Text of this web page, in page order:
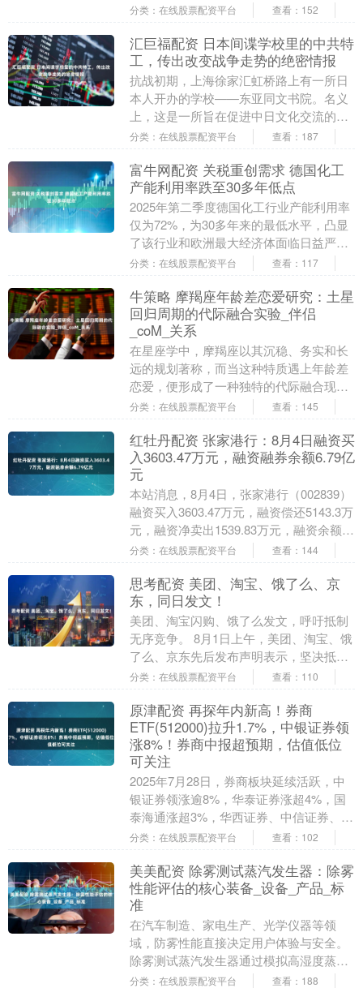
有限公司关于提前赎回铜陵定02的....
分类：在线股票配资平台 查看：152
汇巨福配资 日本间谍学校里的中共特
工，传出改变战争走势的绝密情报
抗战初期，上海徐家汇虹桥路上有一所日
本人开办的学校——东亚同文书院。名义
上，这是一所旨在促进中日文化交流的私
立学校，实则是“培养侵略人员和阴谋宣传
分类：在线股票配资平台 查看：187
富牛网配资 关税重创需求 德国化工
产能利用率跌至30多年低点
2025年第二季度德国化工行业产能利用率
仅为72%，为30多年来的最低水平，凸显
了该行业和欧洲最大经济体面临日益严峻
的挑战。 化工和制药行业游说团体VCI表
分类：在线股票配资平台 查看：117
牛策略 摩羯座年龄差恋爱研究：土星
回归周期的代际融合实验_伴侣
_coM_关系
在星座学中，摩羯座以其沉稳、务实和长
远的规划著称，而当这种特质遇上年龄差
恋爱，便形成了一种独特的代际融合现
象。摩羯座的土星守护星特质，使得他们
分类：在线股票配资平台 查看：145
红牡丹配资 张家港行：8月4日融资买
入3603.47万元，融资融券余额6.79亿
元
本站消息，8月4日，张家港行（002839）
融资买入3603.47万元，融资偿还5143.3万
元，融资净卖出1539.83万元，融资余额
6.76亿元，近20个交....
分类：在线股票配资平台 查看：144
思考配资 美团、淘宝、饿了么、京
东，同日发文！
美团、淘宝闪购、饿了么发文，呼吁抵制
无序竞争。 8月1日上午，美团、淘宝、饿
了么、京东先后发布声明表示，坚决抵制
恶性竞争，坚决规范促销行为，杜绝不正
分类：在线股票配资平台 查看：110
原津配资 再探年内新高！券商
ETF(512000)拉升1.7%，中银证券领
涨8%！券商中报超预期，估值低位
可关注
2025年7月28日，券商板块延续活跃，中
银证券领涨逾8%，华泰证券涨超4%，国
泰海通涨超3%，华西证券、中信证券、首
创证券等涨超2%。 热门ETF方面，券商
分类：在线股票配资平台 查看：102
美美配资 除雾测试蒸汽发生器：除雾
性能评估的核心装备_设备_产品_标
准
在汽车制造、家电生产、光学仪器等领
域，防雾性能直接决定用户体验与安全。
除雾测试蒸汽发生器通过模拟高湿度蒸汽
环境，精准评估材料表面的抗结雾与除雾
分类：在线股票配资平台 查看：188